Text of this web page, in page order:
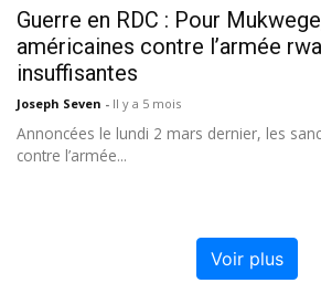
Guerre en RDC : Pour
américaines contre l’armée
insuffisantes
Joseph Seven - Il y a 5 mois
Annoncées le lundi 2 mars dernier, les
contre l’armée...
Voir plus